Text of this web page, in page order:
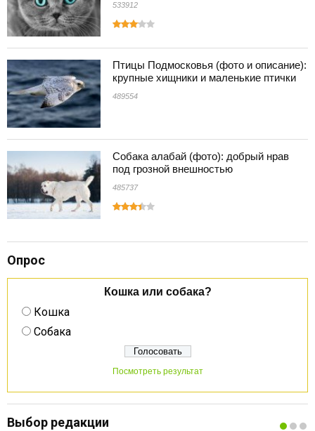
533912
Птицы Подмосковья (фото и описание):
крупные хищники и маленькие птички
489554
Собака алабай (фото): добрый нрав
под грозной внешностью
485737
Опрос
Кошка или собака?
Кошка
Собака
Посмотреть результат
Выбор редакции